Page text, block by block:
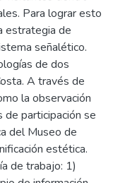
Para lograr esto
estrategia de
señalético.
de dos
A través de
la observación
participación se
del Museo de
estética.
de trabajo: 1)